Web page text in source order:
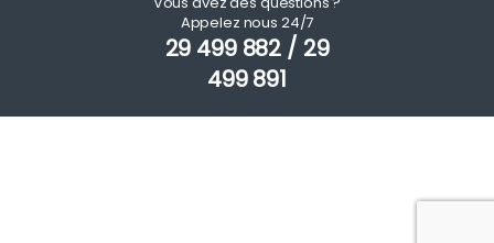
Appelez nous 24/7
29 499 882 / 29
499 891